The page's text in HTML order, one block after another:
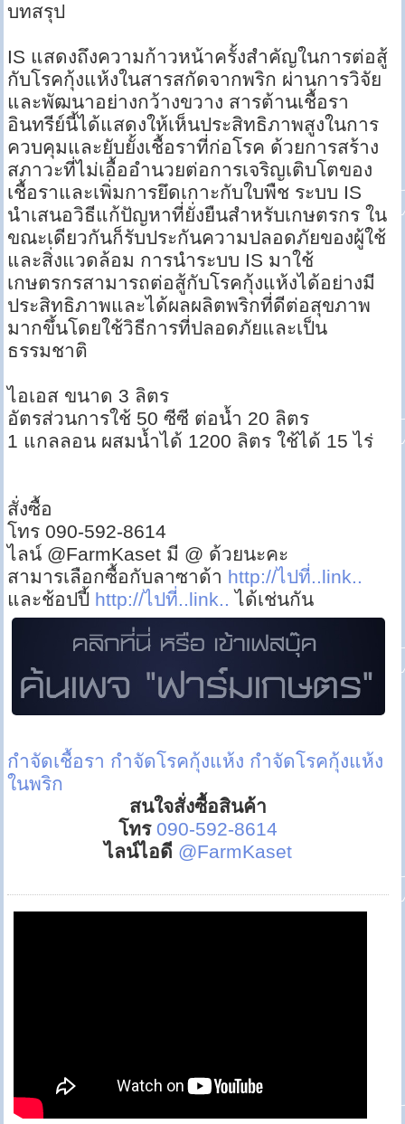
บทสรุป
IS แสดงถึงความก้าวหน้าครั้งสำคัญในการต่อสู้
กับโรคกุ้งแห้งในสารสกัดจากพริก ผ่านการวิจัย
และพัฒนาอย่างกว้างขวาง สารต้านเชื้อรา
อินทรีย์นี้ได้แสดงให้เห็นประสิทธิภาพสูงในการ
ควบคุมและยับยั้งเชื้อราที่ก่อโรค ด้วยการสร้าง
สภาวะที่ไม่เอื้ออำนวยต่อการเจริญเติบโตของ
เชื้อราและเพิ่มการยึดเกาะกับใบพืช ระบบ IS
นำเสนอวิธีแก้ปัญหาที่ยั่งยืนสำหรับเกษตรกร ใน
ขณะเดียวกันก็รับประกันความปลอดภัยของผู้ใช้
และสิ่งแวดล้อม การนำระบบ IS มาใช้
เกษตรกรสามารถต่อสู้กับโรคกุ้งแห้งได้อย่างมี
ประสิทธิภาพและได้ผลผลิตพริกที่ดีต่อสุขภาพ
มากขึ้นโดยใช้วิธีการที่ปลอดภัยและเป็น
ธรรมชาติ
ไอเอส ขนาด 3 ลิตร
อัตรส่วนการใช้ 50 ซีซี ต่อน้ำ 20 ลิตร
1 แกลลอน ผสมน้ำได้ 1200 ลิตร ใช้ได้ 15 ไร่
สั่งซื้อ
โทร 090-592-8614
ไลน์ @FarmKaset มี @ ด้วยนะคะ
สามารเลือกซื้อกับลาซาด้า http://ไปที่..link..
และช้อปปี้ http://ไปที่..link.. ได้เช่นกัน
กำจัดเชื้อรา กำจัดโรคกุ้งแห้ง กำจัดโรคกุ้งแห้ง
ในพริก
สนใจสั่งซื้อสินค้า
โทร 090-592-8614
ไลน์ไอดี @FarmKaset